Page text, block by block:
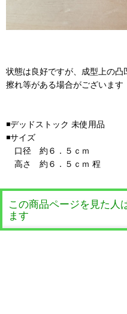
状態は良好ですが、成型上の
擦れ等がある場合がございます
◾️デッドストック 未使用品
◾️サイズ
口径 約６．５ｃｍ
高さ 約６．５ｃｍ 程
この商品ページを見た人
ます